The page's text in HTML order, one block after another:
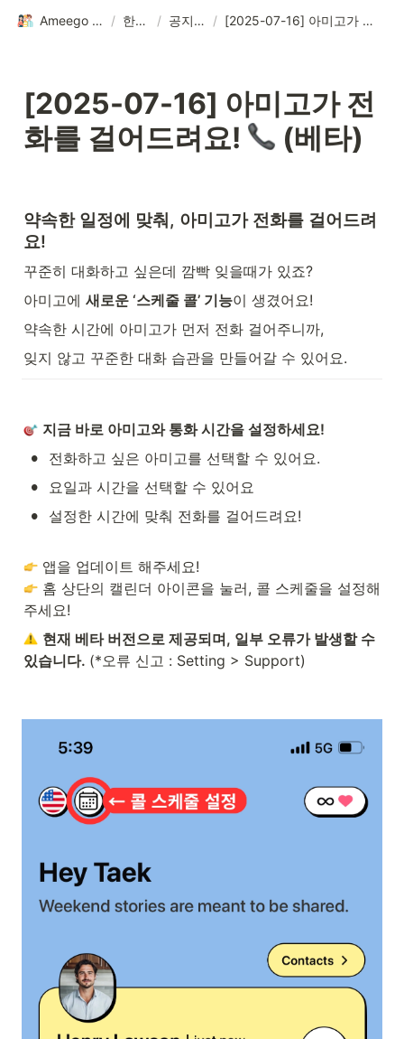
Ameego Service / 한국어 / 공지사항 / [2025-07-16] 아미고가 전화를 걸어드려요! 📞 (베타)
[2025-07-16] 아미고가 전
화를 걸어드려요!
(베타)
약속한 일정에 맞춰, 아미고가 전화를 걸어드려
요!
꾸준히 대화하고 싶은데 깜빡 잊을때가 있죠?
아미고에 새로운 ‘스케줄 콜’ 기능이 생겼어요!
약속한 시간에 아미고가 먼저 전화 걸어주니까,
잊지 않고 꾸준한 대화 습관을 만들어갈 수 있어요.
지금 바로 아미고와 통화 시간을 설정하세요!
• 전화하고 싶은 아미고를 선택할 수 있어요.
• 요일과 시간을 선택할 수 있어요
• 설정한 시간에 맞춰 전화를 걸어드려요!
홈 상단의 캘린더 아이콘을 눌러, 콜 스케줄을 설정해
주세요!
현재 베타 버전으로 제공되며, 일부 오류가 발생할 수
있습니다. (*오류 신고 : Setting > Support)